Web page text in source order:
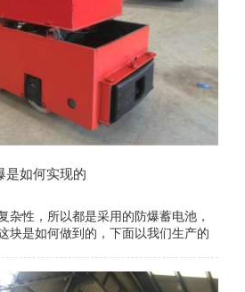
是如何实现的
杂性，所以都是采用的防爆蓄电池，
块是如何做到的，下面以我们生产的